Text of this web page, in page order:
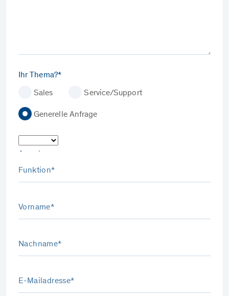
Ihr Thema?*
Sales Service/Support
Generelle Anfrage
Anrede
Funktion*
Vorname*
Nachname*
E-Mailadresse*